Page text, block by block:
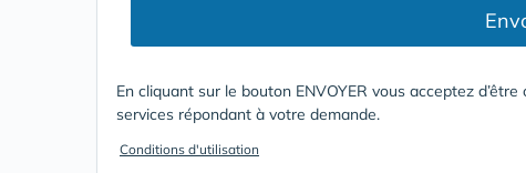
En cliquant sur le bouton ENVOYER vous acceptez
services répondant à votre demande.
Conditions d'utilisation